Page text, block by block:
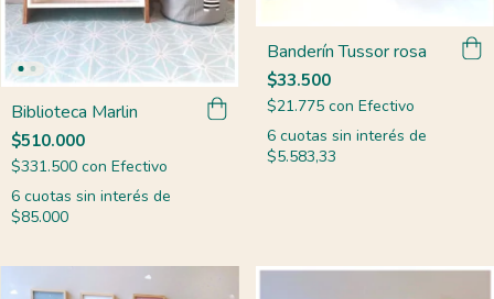
Biblioteca Marlin
$510.000
$331.500 con Efectivo
6 cuotas sin interés de
$85.000
Banderín Tussor rosa
$33.500
$21.775 con Efectivo
6 cuotas sin interés de
$5.583,33